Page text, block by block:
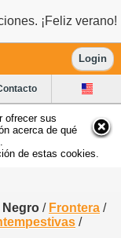
¡Feliz verano!
Login
ofrecer sus
acerca de qué
de estas cookies.
Negro / Frontera /
/